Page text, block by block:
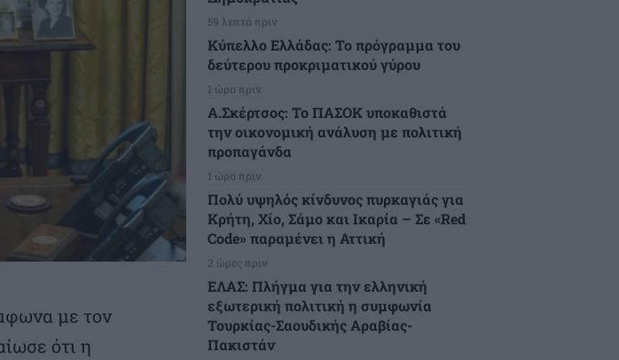
με τον
ότι η
59 λεπτά πριν
Κύπελλο Ελλάδας: Το πρόγραμμα του
δεύτερου προκριματικού γύρου
1 ώρα πριν
Α.Σκέρτσος: Το ΠΑΣΟΚ υποκαθιστά
την οικονομική ανάλυση με πολιτική
προπαγάνδα
1 ώρα πριν
Πολύ υψηλός κίνδυνος πυρκαγιάς για
Κρήτη, Χίο, Σάμο και Ικαρία – Σε «Red
Code» παραμένει η Αττική
2 ώρες πριν
ΕΛΑΣ: Πλήγμα για την ελληνική
εξωτερική πολιτική η συμφωνία
Τουρκίας-Σαουδικής Αραβίας-
Πακιστάν